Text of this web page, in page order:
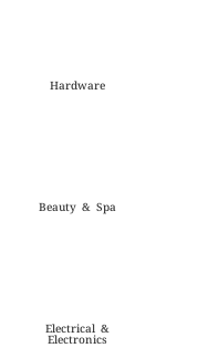
Hardware
Beauty & Spa
Electrical &
Electronics